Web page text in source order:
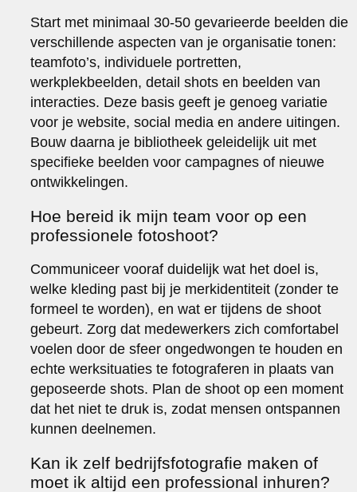
Start met minimaal 30-50 gevarieerde beelden die
verschillende aspecten van je organisatie tonen:
teamfoto’s, individuele portretten,
werkplekbeelden, detail shots en beelden van
interacties. Deze basis geeft je genoeg variatie
voor je website, social media en andere uitingen.
Bouw daarna je bibliotheek geleidelijk uit met
specifieke beelden voor campagnes of nieuwe
ontwikkelingen.
Hoe bereid ik mijn team voor op een
professionele fotoshoot?
Communiceer vooraf duidelijk wat het doel is,
welke kleding past bij je merkidentiteit (zonder te
formeel te worden), en wat er tijdens de shoot
gebeurt. Zorg dat medewerkers zich comfortabel
voelen door de sfeer ongedwongen te houden en
echte werksituaties te fotograferen in plaats van
geposeerde shots. Plan de shoot op een moment
dat het niet te druk is, zodat mensen ontspannen
kunnen deelnemen.
Kan ik zelf bedrijfsfotografie maken of
moet ik altijd een professional inhuren?